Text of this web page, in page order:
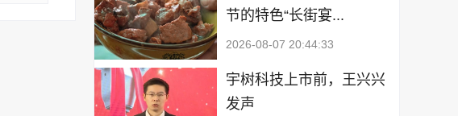
节的特色“长街宴...
2026-08-07 20:44:33
宇树科技上市前，王兴兴
发声